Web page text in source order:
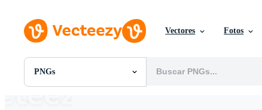
Vectores Fotos
PNGs
Todas Imágenes